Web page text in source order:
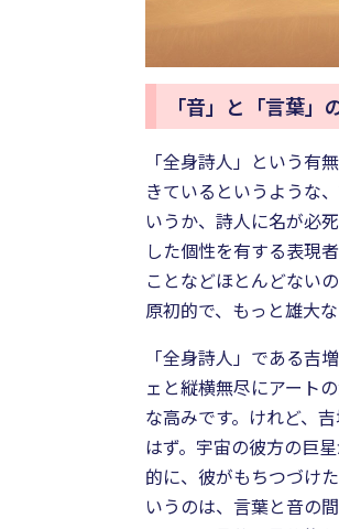
「音」と「言葉
「全身詩人」という有
きているというような
いうか、詩人に名が必
した個性を有する表現
ことなどほとんどない
原初的で、もっと雄大
「全身詩人」である吉
ェと縦横無尽にアート
な高みです。けれど、
はず。宇宙の彼方の巨
的に、彼がもちつづけ
いうのは、言葉と音の